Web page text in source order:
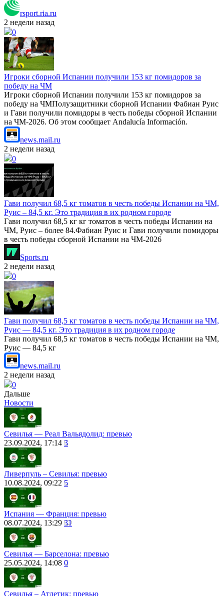
rsport.ria.ru
2 недели назад
0
Игроки сборной Испании получили 153 кг помидоров за
победу на ЧМ
Игроки сборной Испании получили 153 кг помидоров за
победу на ЧМПолузащитники сборной Испании Фабиан Руис
и Гави получили помидоры в честь победы сборной Испании
на ЧМ-2026. Об этом сообщает Andalucía Información.
news.mail.ru
2 недели назад
0
Гави получил 68,5 кг томатов в честь победы Испании на ЧМ,
Руис – 84,5 кг. Это традиция в их родном городе
Гави получил 68,5 кг кг томатов в честь победы Испании на
ЧМ, Руис – более 84.Фабиан Руис и Гави получили помидоры
в честь победы сборной Испании на ЧМ-2026
Sports.ru
2 недели назад
0
Гави получил 68,5 кг томатов в честь победы Испании на ЧМ,
Руис — 84,5 кг. Это традиция в их родном городе
Гави получил 68,5 кг томатов в честь победы Испании на ЧМ,
Руис — 84,5 кг
news.mail.ru
2 недели назад
0
Дальше
Новости
Севилья ― Реал Вальядолид: превью
23.09.2024, 17:14 3
Ливерпуль – Севилья: превью
10.08.2024, 09:22 5
Испания ― Франция: превью
08.07.2024, 13:29 31
Севилья ― Барселона: превью
25.05.2024, 14:08 0
Севилья – Атлетик: превью